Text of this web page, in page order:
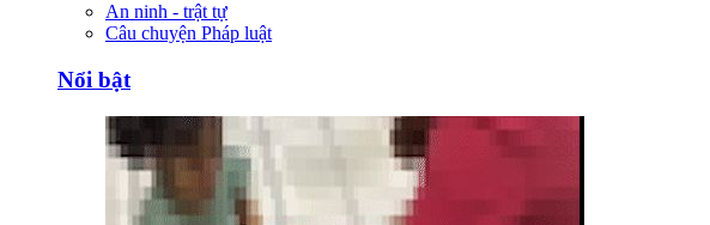
An ninh - trật tự
Câu chuyện Pháp luật
Nổi bật